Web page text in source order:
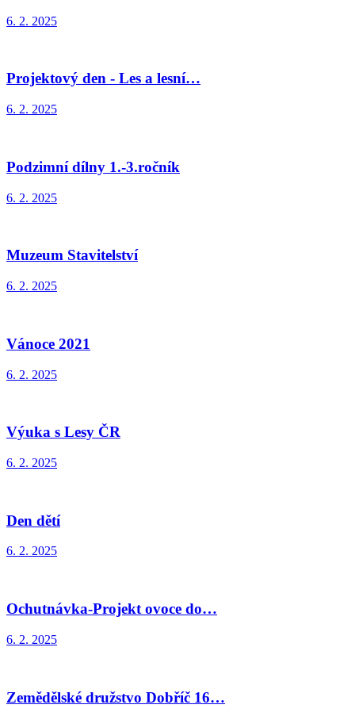
6. 2. 2025
Projektový den - Les a lesní…
6. 2. 2025
Podzimní dílny 1.-3.ročník
6. 2. 2025
Muzeum Stavitelství
6. 2. 2025
Vánoce 2021
6. 2. 2025
Výuka s Lesy ČR
6. 2. 2025
Den dětí
6. 2. 2025
Ochutnávka-Projekt ovoce do…
6. 2. 2025
Zemědělské družstvo Dobříč 16…